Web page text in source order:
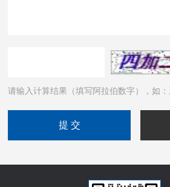
请输入计算结果（填写阿拉伯数字），如